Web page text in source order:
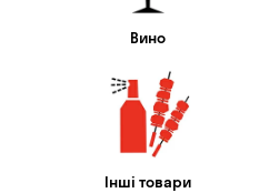
Вино
Інші товари